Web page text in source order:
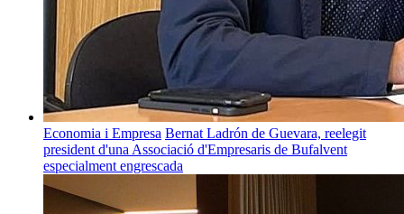
Economia i Empresa Bernat Ladrón de Guevara, reelegit
president d'una Associació d'Empresaris de Bufalvent
especialment engrescada